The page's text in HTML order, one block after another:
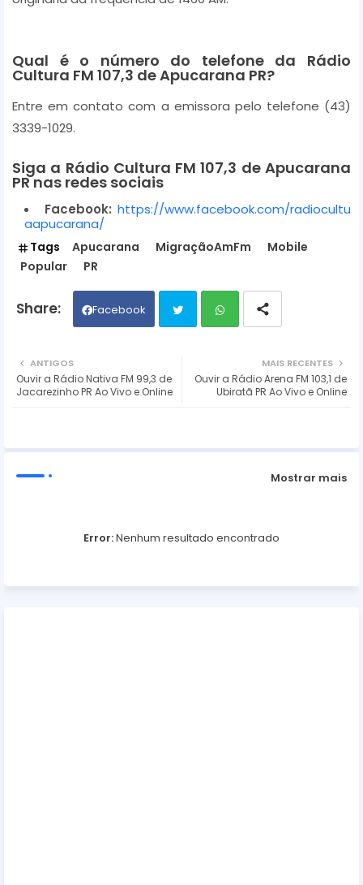
e
Qual é o número do telefone da Rádio
Cultura FM 107,3 de Apucarana PR?
Entre em contato com a emissora pelo telefone (43)
3339-1029.
Siga a Rádio Cultura FM 107,3 de Apucarana
PR nas redes sociais
Facebook: https://www.facebook.com/radiocultu
aapucarana/
Tags Apucarana MigraçãoAmFm
Mobile
Popular
PR
Facebook
ter ats
MAIS RECENTES
Ouvir a Rádio Arena FM 103,1 de
Ubiratã PR Ao Vivo e Online
ANTIGOS
Ouvir a Rádio Nativa FM 99,3 de
Jacarezinho PR Ao Vivo e Online
Mostrar mais
Error:Nenhum resultado encontrado